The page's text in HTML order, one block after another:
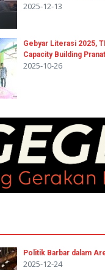
2025-12-13
Gebyar Literasi 2025,
Capacity Building
2025-10-26
Politik Barbar dalam
2025-12-24